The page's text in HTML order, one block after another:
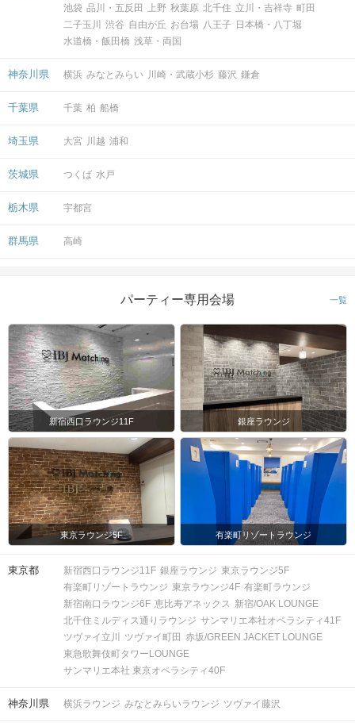
そのままお出かけされる方も多いです♪
開催場所
マップ・アクセス案内を見る
会場
注意事項
時間
15分前より受付開始。1時間半を予
定。
※開始時刻から30分以上遅れる場合は
参加をご遠慮いただいております。
8対8程度で進行予定。（最少開催人
池袋 品川・五反田 上野 秋葉原 北千住 立川・吉祥寺 町田
二子玉川
渋谷 自由が丘 お台場 八王子 日本橋・八丁堀
水道橋・飯田橋 浅草・両国
神奈川県 横浜 みなとみらい 川崎・武蔵小杉 藤沢 鎌倉
千葉県 千葉 柏 船橋
埼玉県 大宮 川越 浦和
茨城県 つくば 水戸
栃木県 宇都宮
群馬県 高崎
パーティー専用会場 一覧
新宿西口ラウンジ11F 銀座ラウンジ
東京ラウンジ5F 有楽町リゾートラウンジ
東京都 新宿西口ラウンジ11F 銀座ラウンジ 東京ラウンジ5F
有楽町リゾートラウンジ 東京ラウンジ4F 有楽町ラウンジ
新宿南口ラウンジ6F 恵比寿アネックス 新宿/OAK LOUNGE
北千住ミルディス通りラウンジ サンマリエ本社オペラシティ41F
ツヴァイ立川
ツヴァイ町田 赤坂/GREEN JACKET LOUNGE
東急歌舞伎町タワーLOUNGE
サンマリエ本社 東京オペラシティ40F
神奈川県 横浜ラウンジ みなとみらいラウンジ ツヴァイ藤沢